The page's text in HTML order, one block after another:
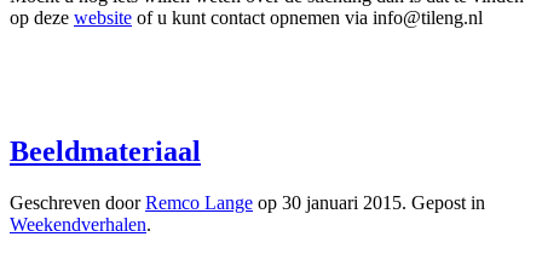
op deze website of u kunt contact opnemen via info@tileng.nl
Beeldmateriaal
Geschreven doorRemco Lange op 30 januari 2015. Gepost in
Weekendverhalen.